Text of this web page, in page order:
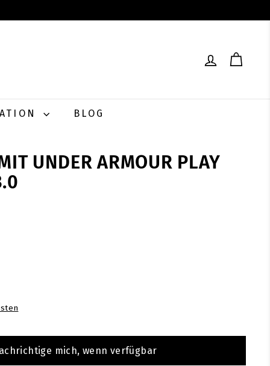
BLOG
UNDER ARMOUR PLAY
mich, wenn verfügbar